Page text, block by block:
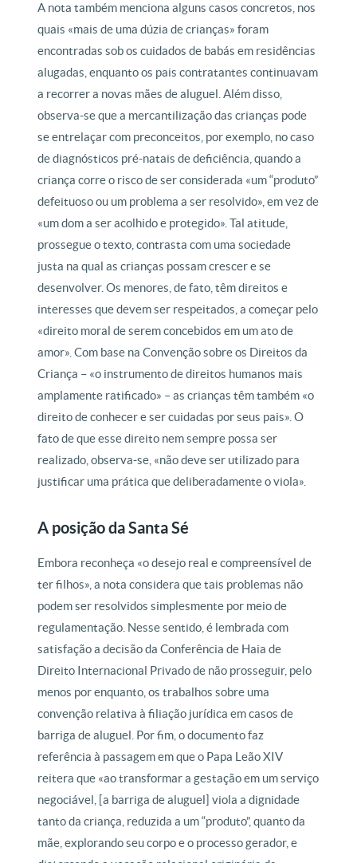
A nota também menciona alguns casos concretos, nos
quais «mais de uma dúzia de crianças» foram
encontradas sob os cuidados de babás em residências
alugadas, enquanto os pais contratantes continuavam
a recorrer a novas mães de aluguel. Além disso,
observa-se que a mercantilização das crianças pode
se entrelaçar com preconceitos, por exemplo, no caso
de diagnósticos pré-natais de deficiência, quando a
criança corre o risco de ser considerada «um “produto”
defeituoso ou um problema a ser resolvido», em vez de
«um dom a ser acolhido e protegido». Tal atitude,
prossegue o texto, contrasta com uma sociedade
justa na qual as crianças possam crescer e se
desenvolver. Os menores, de fato, têm direitos e
interesses que devem ser respeitados, a começar pelo
«direito moral de serem concebidos em um ato de
amor». Com base na Convenção sobre os Direitos da
Criança – «o instrumento de direitos humanos mais
amplamente ratificado» – as crianças têm também «o
direito de conhecer e ser cuidadas por seus pais». O
fato de que esse direito nem sempre possa ser
realizado, observa-se, «não deve ser utilizado para
justificar uma prática que deliberadamente o viola».
A posição da Santa Sé
Embora reconheça «o desejo real e compreensível de
ter filhos», a nota considera que tais problemas não
podem ser resolvidos simplesmente por meio de
regulamentação. Nesse sentido, é lembrada com
satisfação a decisão da Conferência de Haia de
Direito Internacional Privado de não prosseguir, pelo
menos por enquanto, os trabalhos sobre uma
convenção relativa à filiação jurídica em casos de
barriga de aluguel. Por fim, o documento faz
referência à passagem em que o Papa Leão XIV
reitera que «ao transformar a gestação em um serviço
negociável, [a barriga de aluguel] viola a dignidade
tanto da criança, reduzida a um “produto”, quanto da
mãe, explorando seu corpo e o processo gerador, e